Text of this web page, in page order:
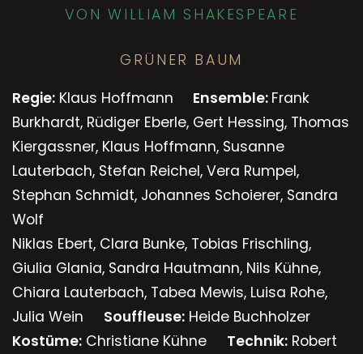
VON WILLIAM SHAKESPEARE
GRÜNER BAUM
Regie: Klaus Hoffmann Ensemble: Frank
Burkhardt, Rüdiger Eberle, Gert Hessing, Thomas
Kiergassner, Klaus Hoffmann, Susanne
Lauterbach, Stefan Reichel, Vera Rumpel,
Stephan Schmidt, Johannes Schoierer, Sandra
Wolf
Niklas Ebert, Clara Bunke, Tobias Frischling,
Giulia Glania, Sandra Hautmann, Nils Kühne,
Chiara Lauterbach, Tabea Mewis, Luisa Rohe,
Julia Wein Souffleuse: Heide Buchholzer
Kostüme: Christiane Kühne Technik: Robert